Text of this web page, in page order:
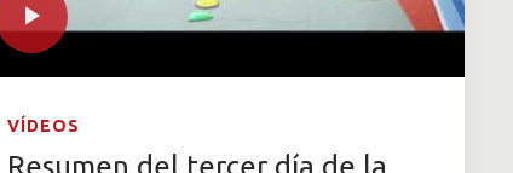
VÍDEOS
Resumen del tercer día de la